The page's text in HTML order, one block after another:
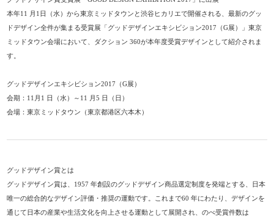
本年11 月1日（水）から東京ミッドタウンと渋谷ヒカリエで開催される、最新のグッ
ドデザイン全件が集まる受賞展「グッドデザインエキシビション2017（G展）」東京
ミッドタウン会場において、ダクション 360が本年度受賞デザインとして紹介されま
す。
グッドデザインエキシビション2017（G展）
会期：11月1 日（水）～11 月5 日（日）
会場：東京ミッドタウン（東京都港区六本木）
グッドデザイン賞とは
グッドデザイン賞は、1957 年創設のグッドデザイン商品選定制度を発端とする、日本
唯一の総合的なデザイン評価・推奨の運動です。これまで60 年にわたり、デザインを
通じて日本の産業や生活文化を向上させる運動として展開され、のべ受賞件数は